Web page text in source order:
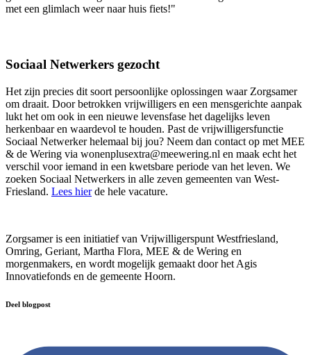
met een glimlach weer naar huis fiets!"
Sociaal Netwerkers gezocht
Het zijn precies dit soort persoonlijke oplossingen waar Zorgsamer
om draait. Door betrokken vrijwilligers en een mensgerichte aanpak
lukt het om ook in een nieuwe levensfase het dagelijks leven
herkenbaar en waardevol te houden. Past de vrijwilligersfunctie
Sociaal Netwerker helemaal bij jou? Neem dan contact op met MEE
& de Wering via wonenplusextra@meewering.nl en maak echt het
verschil voor iemand in een kwetsbare periode van het leven. We
zoeken Sociaal Netwerkers in alle zeven gemeenten van West-
Friesland. Lees hierde hele vacature.
Zorgsamer is een initiatief van Vrijwilligerspunt Westfriesland,
Omring, Geriant, Martha Flora, MEE & de Wering en
morgenmakers, en wordt mogelijk gemaakt door het Agis
Innovatiefonds en de gemeente Hoorn.
Deel blogpost